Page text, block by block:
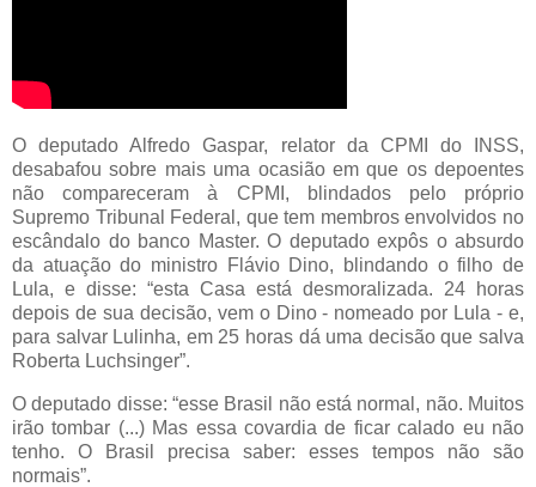
O deputado Alfredo Gaspar, relator da CPMI do INSS,
desabafou sobre mais uma ocasião em que os depoentes
não compareceram à CPMI, blindados pelo próprio
Supremo Tribunal Federal, que tem membros envolvidos no
escândalo do banco Master. O deputado expôs o absurdo
da atuação do ministro Flávio Dino, blindando o filho de
Lula, e disse: “esta Casa está desmoralizada. 24 horas
depois de sua decisão, vem o Dino - nomeado por Lula - e,
para salvar Lulinha, em 25 horas dá uma decisão que salva
Roberta Luchsinger”.
O deputado disse: “esse Brasil não está normal, não. Muitos
irão tombar (...) Mas essa covardia de ficar calado eu não
tenho. O Brasil precisa saber: esses tempos não são
normais”.